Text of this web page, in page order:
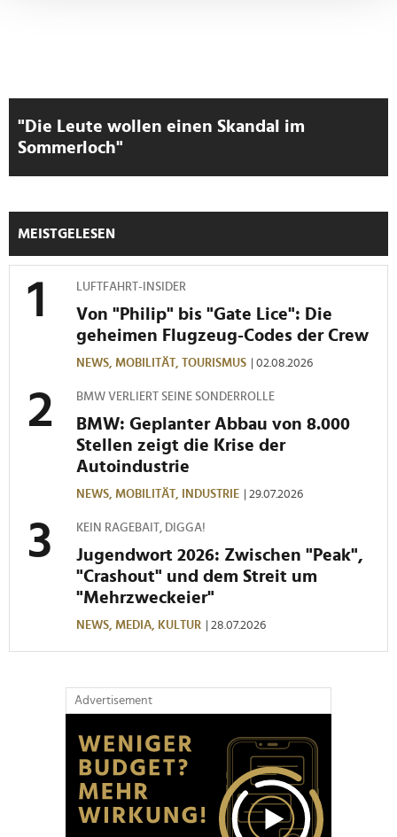
analysieren. Außerdem geben wir Informationen zu Ihrer
Verwendung unserer Website an unsere Partner für
soziale Medien, Werbung und Analysen weiter. Unsere
haben oder die sie im Rahmen Ihrer Nutzung der Dienste
gesammelt haben.
"Die Leute wollen einen Skandal im
Sommerloch"
MEISTGELESEN
LUFTFAHRT-INSIDER
Von "Philip" bis "Gate Lice": Die
geheimen Flugzeug-Codes der Crew
NEWS, MOBILITÄT, TOURISMUS | 02.08.2026
BMW VERLIERT SEINE SONDERROLLE
BMW: Geplanter Abbau von 8.000
Stellen zeigt die Krise der
Autoindustrie
NEWS, MOBILITÄT, INDUSTRIE | 29.07.2026
KEIN RAGEBAIT, DIGGA!
Jugendwort 2026: Zwischen "Peak",
"Crashout" und dem Streit um
"Mehrzweckeier"
NEWS, MEDIA, KULTUR | 28.07.2026
Advertisement